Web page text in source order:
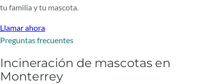
tu familia y tu mascota.
Llamar ahora
Preguntas frecuentes
Incineración de mascotas en
Monterrey